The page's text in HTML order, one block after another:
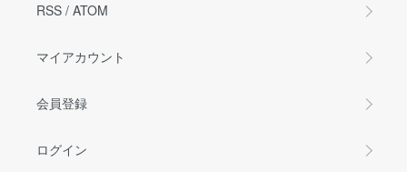
RSS / ATOM
マイアカウント
会員登録
ログイン